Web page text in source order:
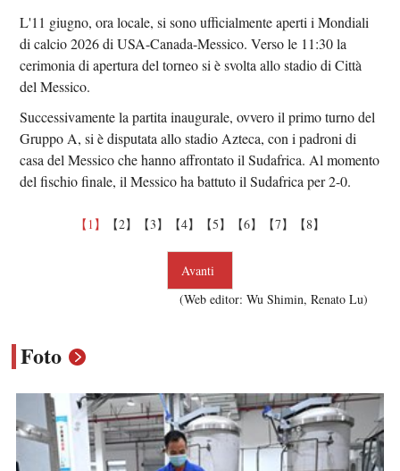
L'11 giugno, ora locale, si sono ufficialmente aperti i Mondiali
di calcio 2026 di USA-Canada-Messico. Verso le 11:30 la
cerimonia di apertura del torneo si è svolta allo stadio di Città
del Messico.
Successivamente la partita inaugurale, ovvero il primo turno del
Gruppo A, si è disputata allo stadio Azteca, con i padroni di
casa del Messico che hanno affrontato il Sudafrica. Al momento
del fischio finale, il Messico ha battuto il Sudafrica per 2-0.
【1】 【2】 【3】 【4】 【5】 【6】 【7】 【8】
Avanti
(Web editor: Wu Shimin, Renato Lu)
Foto